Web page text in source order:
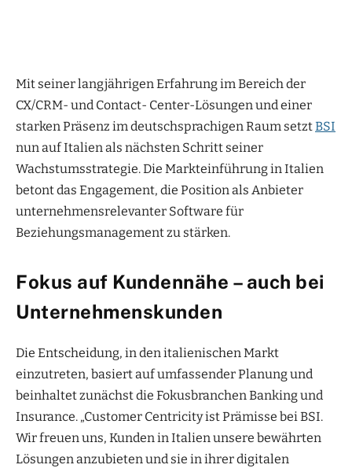
Mit seiner langjährigen Erfahrung im Bereich der
CX/CRM- und Contact- Center-Lösungen und einer
starken Präsenz im deutschsprachigen Raum setztBSI
nun auf Italien als nächsten Schritt seiner
Wachstumsstrategie. Die Markteinführung in Italien
betont das Engagement, die Position als Anbieter
unternehmensrelevanter Software für
Beziehungsmanagement zu stärken.
Fokus auf Kundennähe – auch bei
Unternehmenskunden
Die Entscheidung, in den italienischen Markt
einzutreten, basiert auf umfassender Planung und
beinhaltet zunächst die Fokusbranchen Banking und
Insurance. „Customer Centricity ist Prämisse bei BSI.
Wir freuen uns, Kunden in Italien unsere bewährten
Lösungen anzubieten und sie in ihrer digitalen